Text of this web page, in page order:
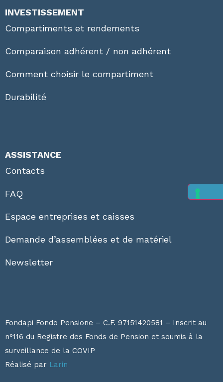
INVESTISSEMENT
Compartiments et rendements
Comparaison adhérent / non adhérent
Comment choisir le compartiment
Durabilité
ASSISTANCE
Contacts
FAQ
Espace entreprises et caisses
Demande d’assemblées et de matériel
Newsletter
Fondapi Fondo Pensione – C.F. 97151420581 – Inscrit au
n°116 du Registre des Fonds de Pension et soumis à la
surveillance de la COVIP
Réalisé par Larin